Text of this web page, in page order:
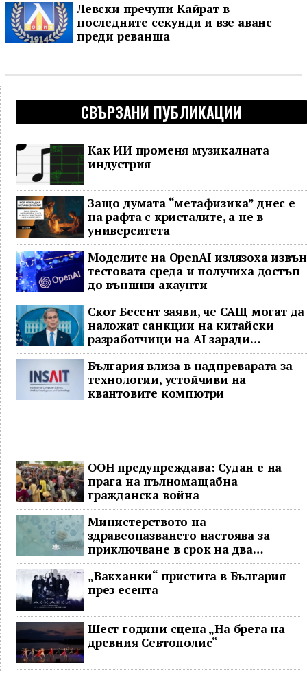
Левски пречупи Кайрат в
последните секунди и взе аванс
преди реванша
СВЪРЗАНИ ПУБЛИКАЦИИ
Как ИИ променя музикалната
индустрия
Защо думата “метафизика” днес е
на рафта с кристалите, а не в
университета
Моделите на OpenAI излязоха извън
тестовата среда и получиха достъп
до външни акаунти
Скот Бесент заяви, че САЩ могат да
наложат санкции на китайски
разработчици на AI заради
предполагаема кражба на модел
България влиза в надпреварата за
технологии, устойчиви на
квантовите компютри
ООН предупреждава: Судан е на
прага на пълномащабна
гражданска война
Министерството на
здравеопазването настоява за
приключване в срок на два
ключови строителни проекта
„Вакханки“ пристига в България
през есента
Шест години сцена „На брега на
древния Севтополис“